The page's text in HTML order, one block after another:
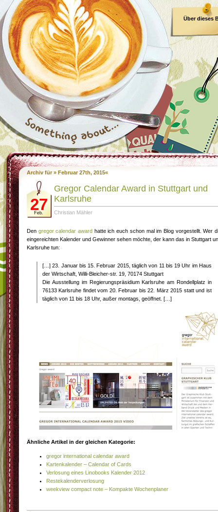
Über dieses
Archiv für » Februar 27th, 2015«
27
Feb.
Gregor Calendar Award in Stuttgart und
Karlsruhe
Christian Mähler
Den gregor calendar award hatte ich euch schon mal im Blog vorgestellt. Wer
eingereichten Kalender und Gewinner sehen möchte, der kann das in Stuttgart
Karlsruhe tun:
[…] 23. Januar bis 15. Februar 2015, täg­lich von 11 bis 19 Uhr im Haus
der Wirt­schaft, Willi-Bleicher-str. 19, 70174 Stuttgart
Die Aus­stel­lung im Regie­rungs­prä­si­dium Karls­ruhe am Ron­dell­platz in
76133 Karls­ruhe fin­det vom 20. Februar bis 22. März 2015 statt und ist
täg­lich von 11 bis 18 Uhr, außer mon­tags, geöffnet. […]
Ähnliche Artikel in der gleichen Kategorie:
gregor international calendar award
Kartenkalender – Calendar of Cards
Verlosung eines Linobooks Kalender 2012
Restekalenderverlosung
weekview compact note – Kompakte Wochenplaner